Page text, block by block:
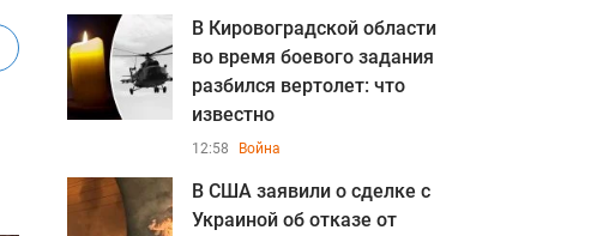
В Кировоградской области
во время боевого задания
разбился вертолет: что
известно
12:58 Война
В США заявили о сделке с
Украиной об отказе от